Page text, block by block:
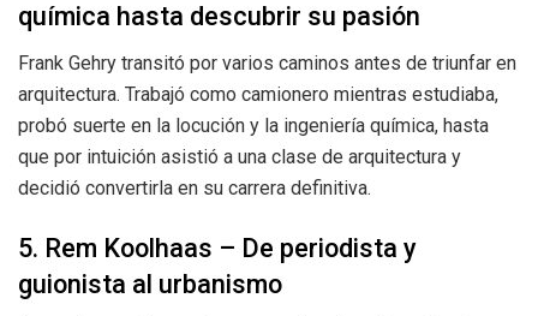
química hasta descubrir su pasión
Frank Gehry transitó por varios caminos antes de triunfar en
arquitectura. Trabajó como camionero mientras estudiaba,
probó suerte en la locución y la ingeniería química, hasta
que por intuición asistió a una clase de arquitectura y
decidió convertirla en su carrera definitiva.
5. Rem Koolhaas – De periodista y
guionista al urbanismo